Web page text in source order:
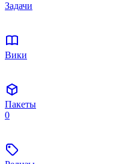
Задачи
Вики
Пакеты
0